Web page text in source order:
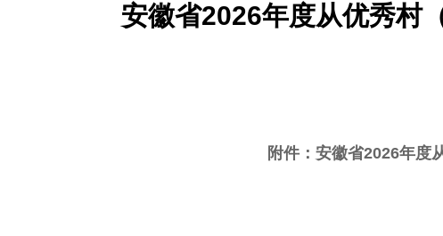
安徽省2026年度从优秀村
附件： 安徽省2026年度